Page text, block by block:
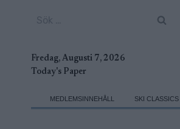
Fredag, Augusti 7, 2026
Today's Paper
MEDLEMSINNEHÅLL SKI CLASSICS